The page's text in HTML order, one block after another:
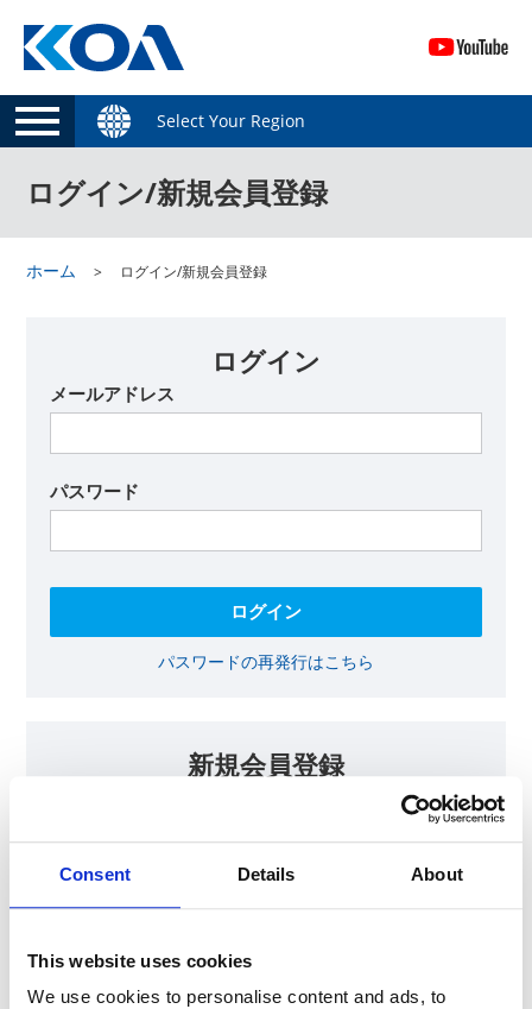
Consent Details About
This website uses cookies
We use cookies to personalise content and ads, to
Select Your Region
ログイン/新規会員登録
ホーム ログイン/新規会員登録
ログイン
メールアドレス
パスワード
パスワードの再発行はこちら
新規会員登録
KOAの会員ページでは、回路設計等に​お役立ていただける最新情報
をご提供しております。​会員登録いただいた方には、各種ご案内を
メールにてお届けいたします。
【会員限定コンテンツ】
抵抗器 温度分布シミュレータ
最新技術セミナー動画・資料
KOA Thermal Design Technology